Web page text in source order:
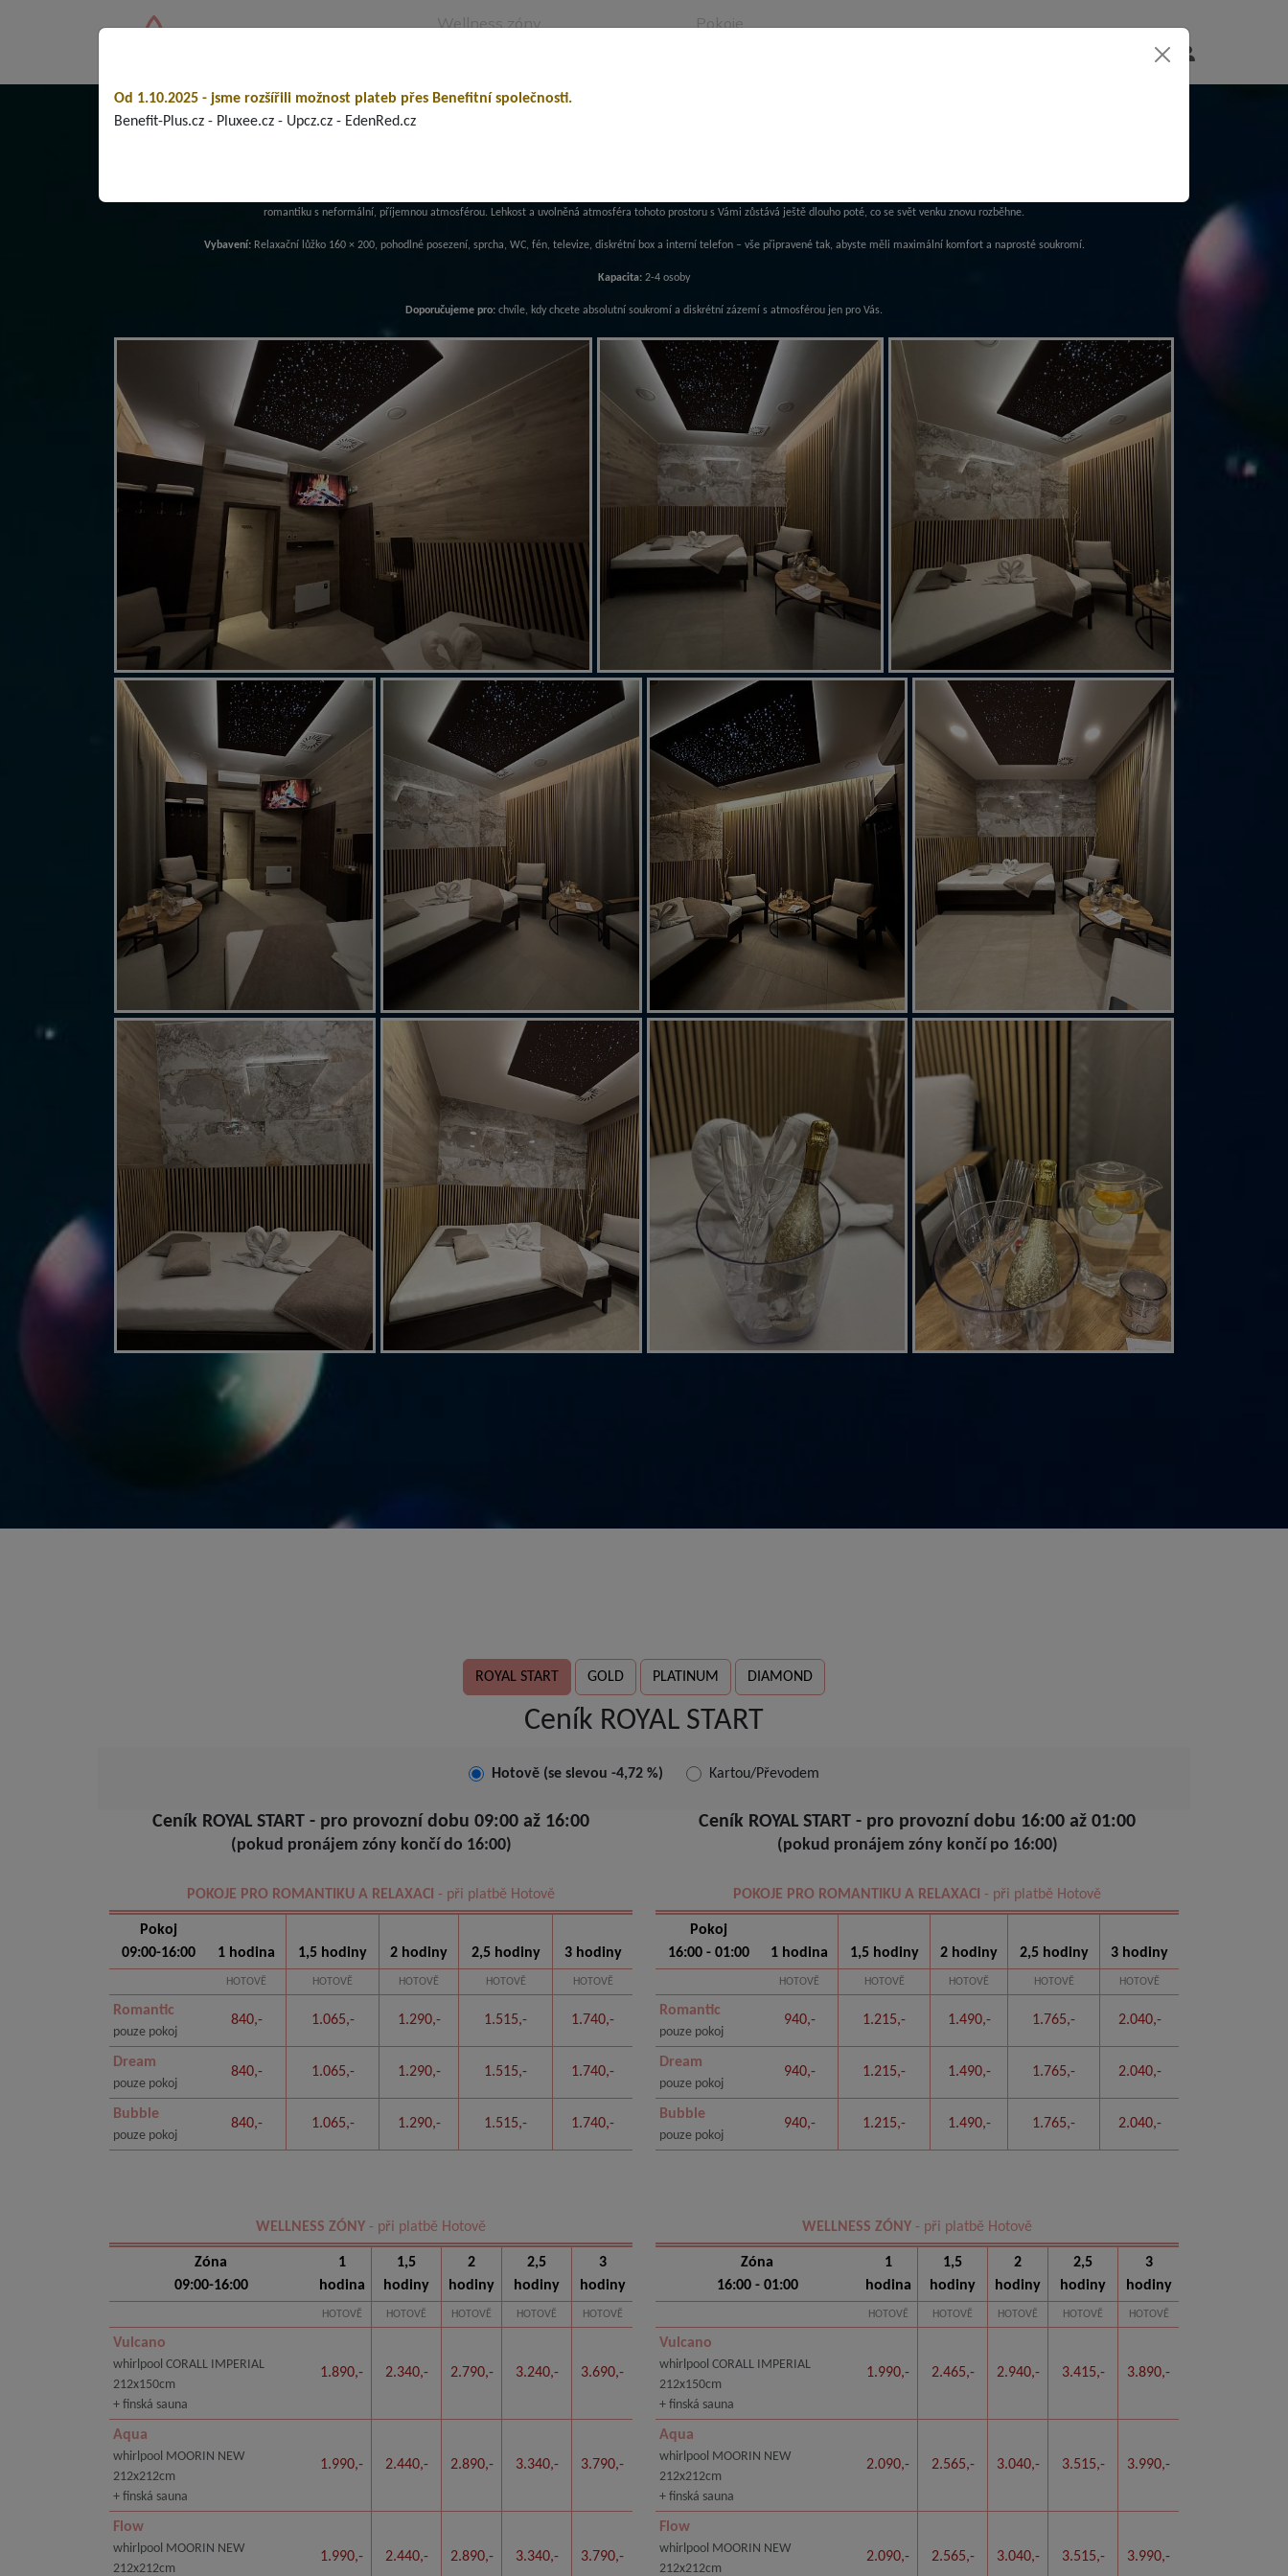
Wellness zóny
Pokoje
romantiku s neformální, příjemnou atmosférou. Lehkost a uvolněná atmosféra tohoto prostoru s Vámi zůstává ještě dlouho poté, co se svět venku znovu rozběhne.
Vybavení: Relaxační lůžko 160 × 200, pohodlné posezení, sprcha, WC, fén, televize, diskrétní box a interní telefon – vše připravené tak, abyste měli maximální komfort a naprosté soukromí.
Kapacita: 2-4 osoby
Doporučujeme pro: chvíle, kdy chcete absolutní soukromí a diskrétní zázemí s atmosférou jen pro Vás.
ROYAL START GOLD PLATINUM DIAMOND
Ceník ROYAL START
Hotově (se slevou -4,72 %) Kartou/Převodem
Ceník ROYAL START - pro provozní dobu 09:00 až 16:00
(pokud pronájem zóny končí do 16:00)
POKOJE PRO ROMANTIKU A RELAXACI - při platbě Hotově
Pokoj
09:00-16:00
1 hodina 1,5 hodiny 2 hodiny 2,5 hodiny 3 hodiny
HOTOVĚ HOTOVĚ HOTOVĚ HOTOVĚ HOTOVĚ
Romantic
pouze pokoj
840,- 1.065,- 1.290,- 1.515,- 1.740,-
Dream
pouze pokoj
840,- 1.065,- 1.290,- 1.515,- 1.740,-
Bubble
pouze pokoj
840,- 1.065,- 1.290,- 1.515,- 1.740,-
WELLNESS ZÓNY - při platbě Hotově
Zóna
09:00-16:00
1
hodina
1,5
hodiny
2
hodiny
2,5
hodiny
3
hodiny
HOTOVĚ HOTOVĚ HOTOVĚ HOTOVĚ HOTOVĚ
Vulcano
whirlpool CORALL IMPERIAL
212x150cm
+ finská sauna
1.890,- 2.340,- 2.790,- 3.240,- 3.690,-
Aqua
whirlpool MOORIN NEW
212x212cm
+ finská sauna
1.990,- 2.440,- 2.890,- 3.340,- 3.790,-
Flow
whirlpool MOORIN NEW
212x212cm
1.990,- 2.440,- 2.890,- 3.340,- 3.790,-
Ceník ROYAL START - pro provozní dobu 16:00 až 01:00
(pokud pronájem zóny končí po 16:00)
POKOJE PRO ROMANTIKU A RELAXACI - při platbě Hotově
Pokoj
16:00 - 01:00
1 hodina 1,5 hodiny 2 hodiny 2,5 hodiny 3 hodiny
HOTOVĚ HOTOVĚ HOTOVĚ HOTOVĚ HOTOVĚ
Romantic
pouze pokoj
940,- 1.215,- 1.490,- 1.765,- 2.040,-
Dream
pouze pokoj
940,- 1.215,- 1.490,- 1.765,- 2.040,-
Bubble
pouze pokoj
940,- 1.215,- 1.490,- 1.765,- 2.040,-
WELLNESS ZÓNY - při platbě Hotově
Zóna
16:00 - 01:00
1
hodina
1,5
hodiny
2
hodiny
2,5
hodiny
3
hodiny
HOTOVĚ HOTOVĚ HOTOVĚ HOTOVĚ HOTOVĚ
Vulcano
whirlpool CORALL IMPERIAL
212x150cm
+ finská sauna
1.990,- 2.465,- 2.940,- 3.415,- 3.890,-
Aqua
whirlpool MOORIN NEW
212x212cm
+ finská sauna
2.090,- 2.565,- 3.040,- 3.515,- 3.990,-
Flow
whirlpool MOORIN NEW
212x212cm
2.090,- 2.565,- 3.040,- 3.515,- 3.990,-
Od 1.10.2025 - jsme rozšířili možnost plateb přes Benefitní společnosti.
Benefit-Plus.cz - Pluxee.cz - Upcz.cz - EdenRed.cz